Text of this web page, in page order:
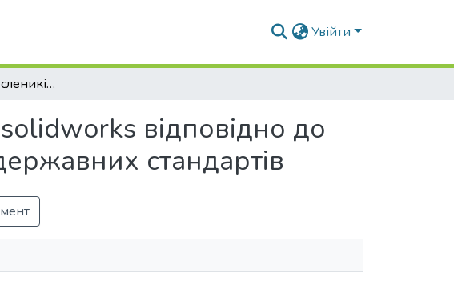
Увійти
Оформлення креслеників у середовищі solidworks відповідно до національних стандартів україни та міждержавних стандартів
відповідно до
стандартів